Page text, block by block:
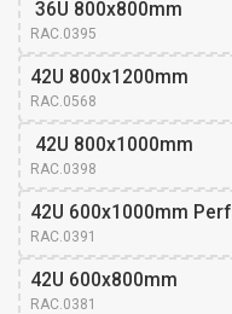
36U 800x800mm
RAC.0395
42U 800x1200mm
RAC.0568
42U 800x1000mm
RAC.0398
42U 600x1000mm Perf
RAC.0391
42U 600x800mm
RAC.0381